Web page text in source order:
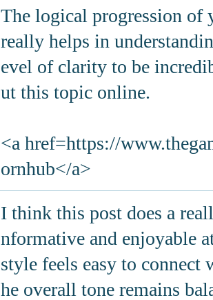
The logical progression of
really helps in
evel of clarity to be
ut this topic online.
<a href=https://
ornhub</a>
I think this post does a
nformative and enjoyable
style feels easy to
he overall tone remains